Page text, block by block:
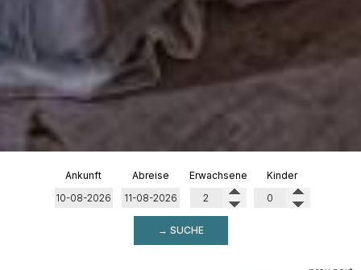
Ankunft Abreise Erwachsene Kinder
→ SUCHE